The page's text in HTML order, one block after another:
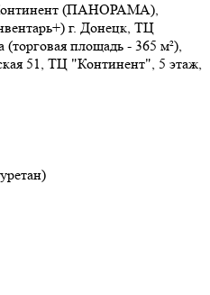
(ПАНОРАМА),
г. Донецк, ТЦ
(торговая площадь - 365 м²),
51, ТЦ "Континент", 5 этаж,